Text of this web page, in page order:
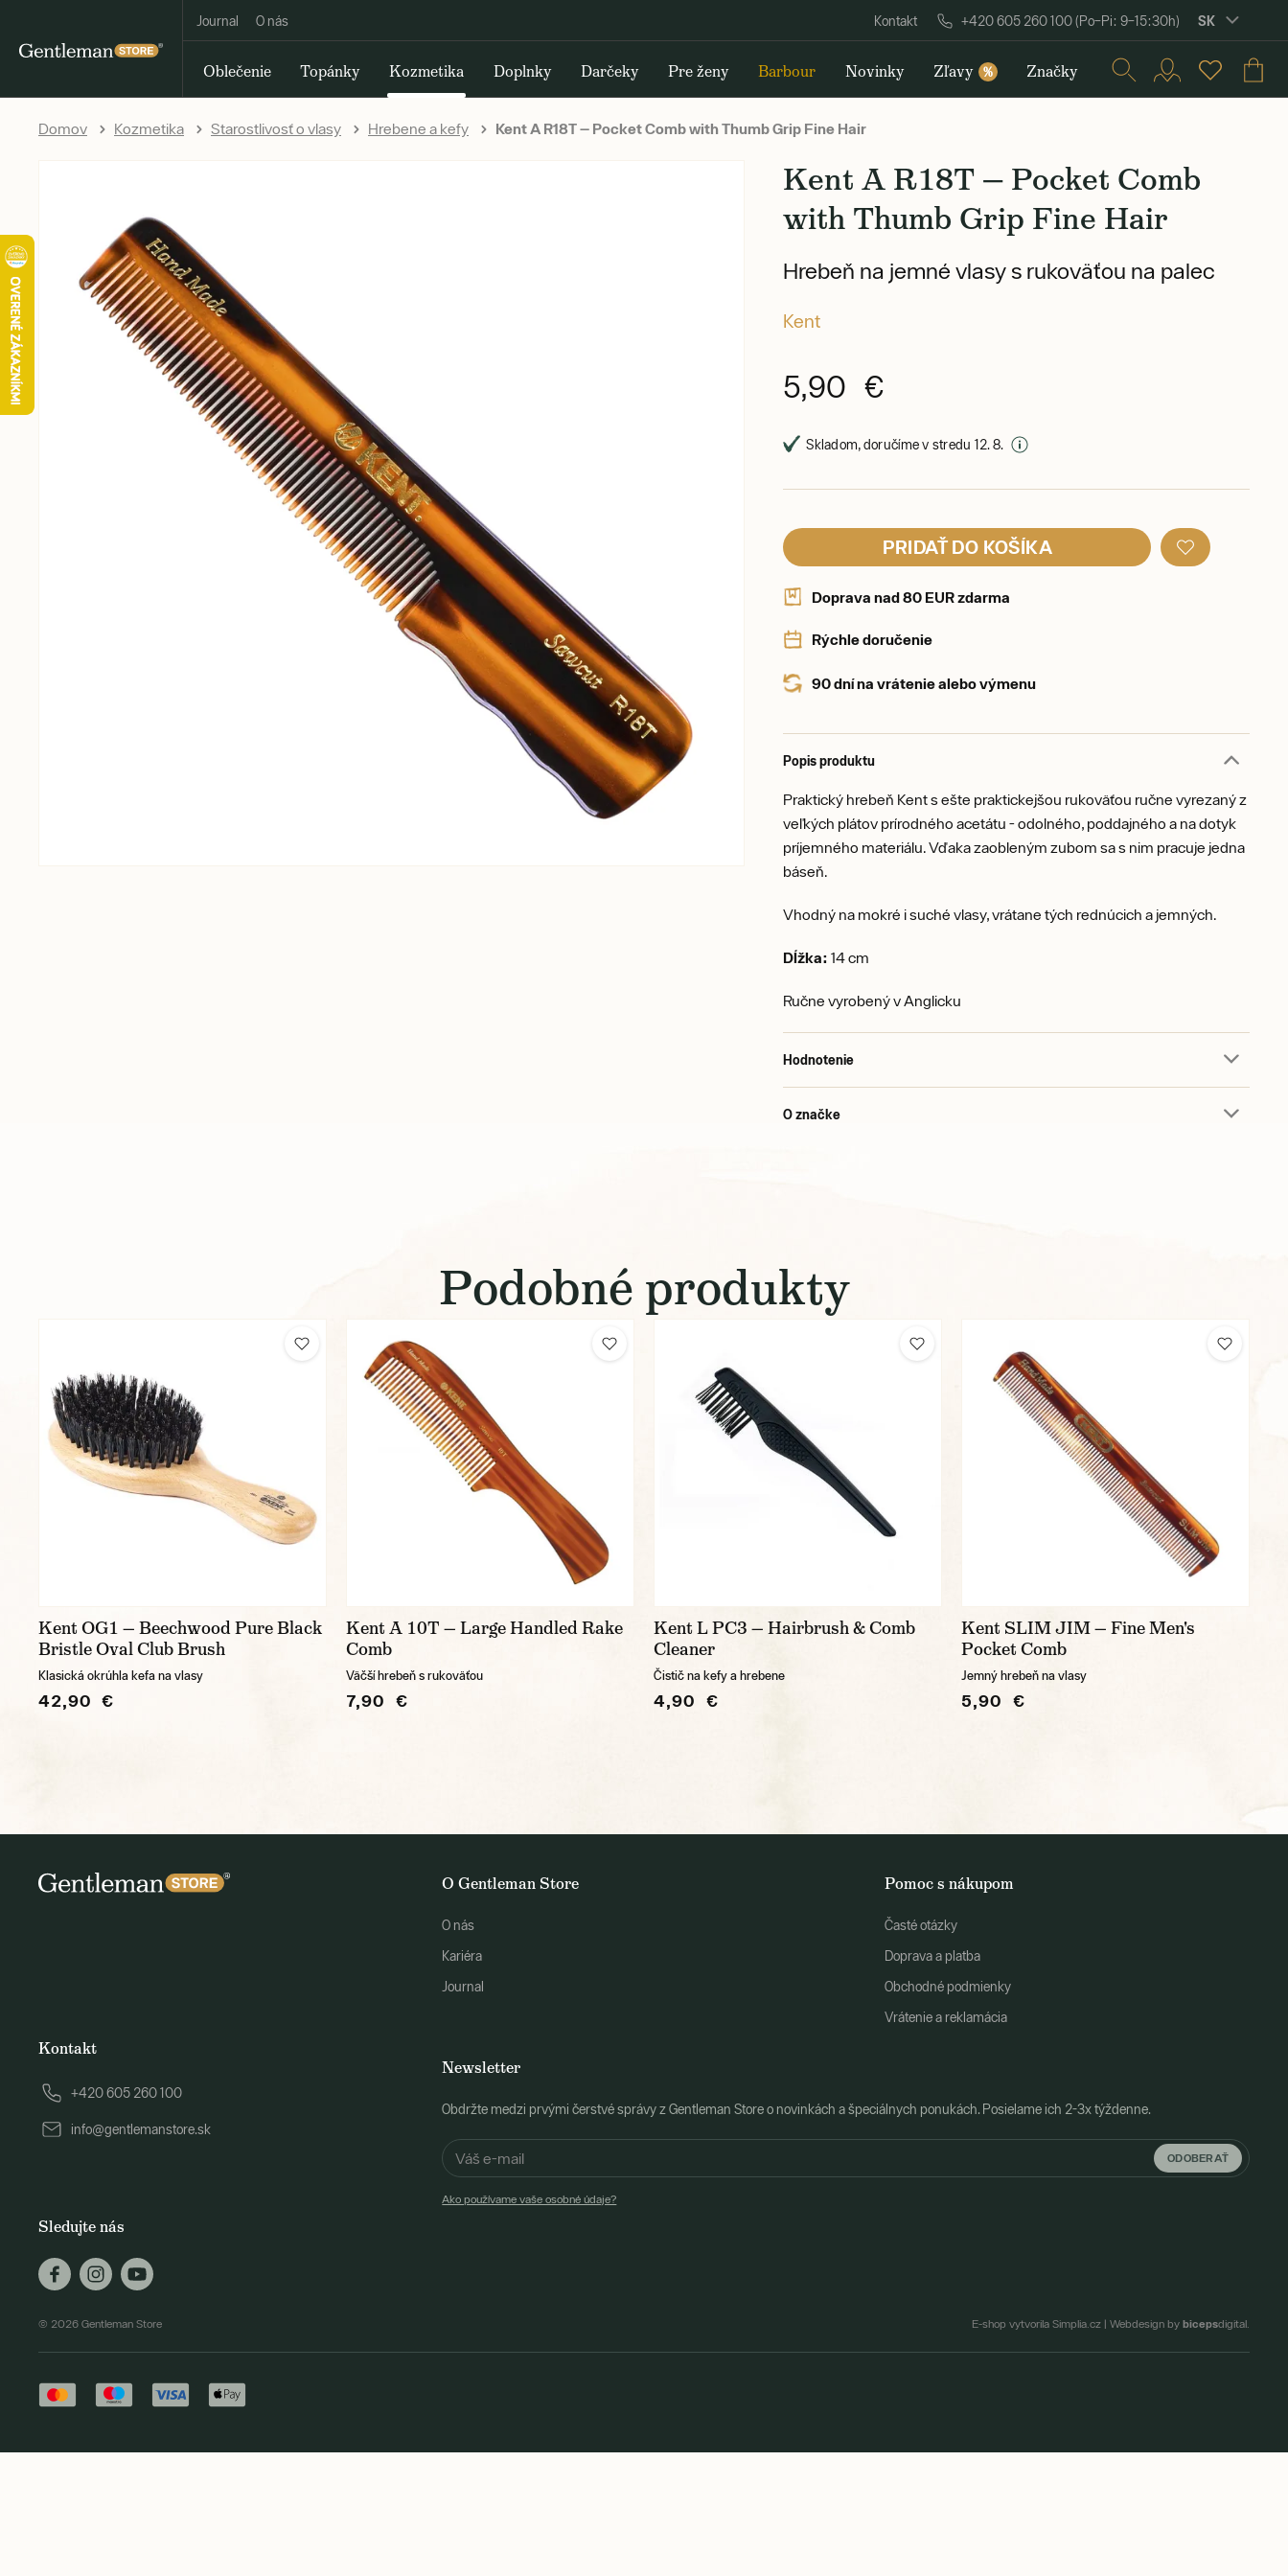
Journal O nás Kontakt +420 605 260 100 (Po–Pi: 9–15:30h) SK
Oblečenie Topánky Kozmetika Doplnky Darčeky Pre ženy Barbour Novinky Zľavy % Značky
Domov Kozmetika Starostlivosť o vlasy Hrebene a kefy Kent A R18T — Pocket Comb with Thumb Grip Fine Hair
Kent A R18T — Pocket Comb
with Thumb Grip Fine Hair
Hrebeň na jemné vlasy s rukoväťou na palec
Kent
5,90 €
Skladom, doručíme v stredu 12. 8.
PRIDAŤ DO KOŠÍKA
Doprava nad 80 EUR zdarma
Rýchle doručenie
90 dní na vrátenie alebo výmenu
Popis produktu
Praktický hrebeň Kent s ešte praktickejšou rukoväťou ručne vyrezaný z
veľkých plátov prírodného acetátu - odolného, poddajného a na dotyk
príjemného materiálu. Vďaka zaobleným zubom sa s nim pracuje jedna
báseň.
Vhodný na mokré i suché vlasy, vrátane tých rednúcich a jemných.
Dĺžka: 14 cm
Ručne vyrobený v Anglicku
Hodnotenie
O značke
Podobné produkty
Kent OG1 — Beechwood Pure Black
Bristle Oval Club Brush
Klasická okrúhla kefa na vlasy
42,90 €
Kent A 10T — Large Handled Rake
Comb
Väčší hrebeň s rukoväťou
7,90 €
Kent L PC3 — Hairbrush & Comb
Cleaner
Čistič na kefy a hrebene
4,90 €
Kent SLIM JIM — Fine Men's
Pocket Comb
Jemný hrebeň na vlasy
5,90 €
O Gentleman Store
O nás
Kariéra
Journal
Pomoc s nákupom
Časté otázky
Doprava a platba
Obchodné podmienky
Vrátenie a reklamácia
Newsletter
Obdržte medzi prvými čerstvé správy z Gentleman Store o novinkách a špeciálnych ponukách. Posielame ich 2-3x týždenne.
ODOBERAŤ
Ako používame vaše osobné údaje?
Kontakt
+420 605 260 100
info@gentlemanstore.sk
Sledujte nás
© 2026 Gentleman Store E-shop vytvorila Simplia.cz | Webdesign by bicepsdigital.